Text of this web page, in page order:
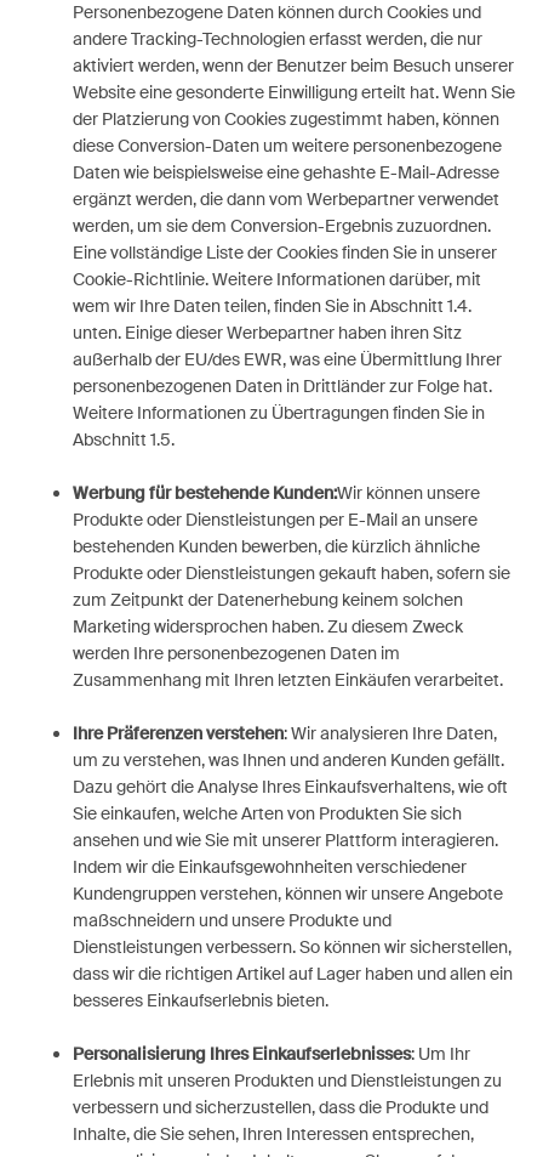
Personenbezogene Daten können durch Cookies und
andere Tracking-Technologien erfasst werden, die nur
aktiviert werden, wenn der Benutzer beim Besuch unserer
Website eine gesonderte Einwilligung erteilt hat. Wenn Sie
der Platzierung von Cookies zugestimmt haben, können
diese Conversion-Daten um weitere personenbezogene
Daten wie beispielsweise eine gehashte E-Mail-Adresse
ergänzt werden, die dann vom Werbepartner verwendet
werden, um sie dem Conversion-Ergebnis zuzuordnen.
Eine vollständige Liste der Cookies finden Sie in unserer
Cookie-Richtlinie. Weitere Informationen darüber, mit
wem wir Ihre Daten teilen, finden Sie in Abschnitt 1.4.
unten. Einige dieser Werbepartner haben ihren Sitz
außerhalb der EU/des EWR, was eine Übermittlung Ihrer
personenbezogenen Daten in Drittländer zur Folge hat.
Weitere Informationen zu Übertragungen finden Sie in
Abschnitt 1.5.
Werbung für bestehende Kunden:Wir können unsere
Produkte oder Dienstleistungen per E-Mail an unsere
bestehenden Kunden bewerben, die kürzlich ähnliche
Produkte oder Dienstleistungen gekauft haben, sofern sie
zum Zeitpunkt der Datenerhebung keinem solchen
Marketing widersprochen haben. Zu diesem Zweck
werden Ihre personenbezogenen Daten im
Zusammenhang mit Ihren letzten Einkäufen verarbeitet.
Ihre Präferenzen verstehen: Wir analysieren Ihre Daten,
um zu verstehen, was Ihnen und anderen Kunden gefällt.
Dazu gehört die Analyse Ihres Einkaufsverhaltens, wie oft
Sie einkaufen, welche Arten von Produkten Sie sich
ansehen und wie Sie mit unserer Plattform interagieren.
Indem wir die Einkaufsgewohnheiten verschiedener
Kundengruppen verstehen, können wir unsere Angebote
maßschneidern und unsere Produkte und
Dienstleistungen verbessern. So können wir sicherstellen,
dass wir die richtigen Artikel auf Lager haben und allen ein
besseres Einkaufserlebnis bieten.
Personalisierung Ihres Einkaufserlebnisses: Um Ihr
Erlebnis mit unseren Produkten und Dienstleistungen zu
verbessern und sicherzustellen, dass die Produkte und
Inhalte, die Sie sehen, Ihren Interessen entsprechen,